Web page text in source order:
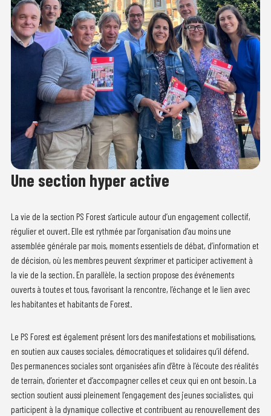
Une section hyper active
La vie de la section PS Forest s’articule autour d’un engagement collectif,
régulier et ouvert. Elle est rythmée par l’organisation d’au moins une
assemblée générale par mois, moments essentiels de débat, d’information et
de décision, où les membres peuvent s’exprimer et participer activement à
la vie de la section. En parallèle, la section propose des événements
ouverts à toutes et tous, favorisant la rencontre, l’échange et le lien avec
les habitantes et habitants de Forest.
Le PS Forest est également présent lors des manifestations et mobilisations,
en soutien aux causes sociales, démocratiques et solidaires qu’il défend.
Des permanences sociales sont organisées afin d’être à l’écoute des réalités
de terrain, d’orienter et d’accompagner celles et ceux qui en ont besoin. La
section soutient aussi pleinement l’engagement des jeunes socialistes, qui
participent à la dynamique collective et contribuent au renouvellement des